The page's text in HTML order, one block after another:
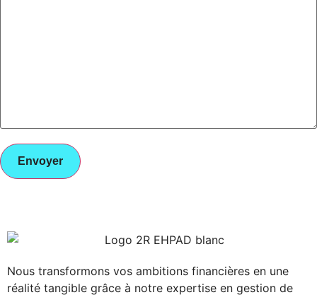
Nous transformons vos ambitions financières en une
réalité tangible grâce à notre expertise en gestion de